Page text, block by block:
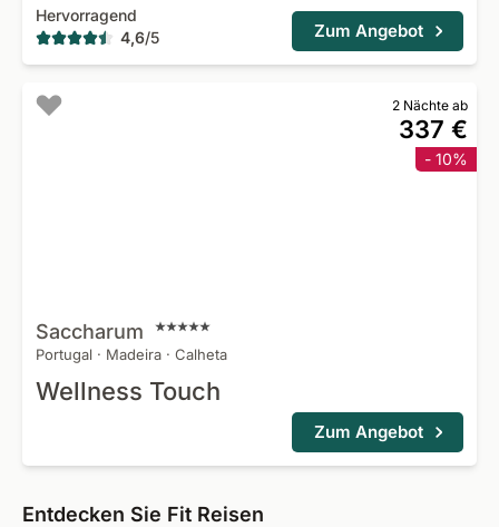
Hervorragend
4,6/5 Zum Angebot
2 Nächte ab
337 €
- 10%
Saccharum
Portugal · Madeira · Calheta
Wellness Touch
Zum Angebot
Entdecken Sie Fit Reisen